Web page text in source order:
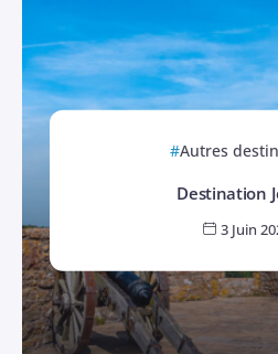
Autres
Destination
3 Juin